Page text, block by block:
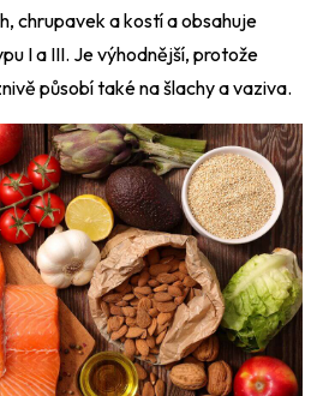
chrupavek a kostí a obsahuje
I a III. Je výhodnější, protože
působí také na šlachy a vaziva.